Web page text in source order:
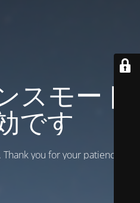
スモード
です
you for your patience!